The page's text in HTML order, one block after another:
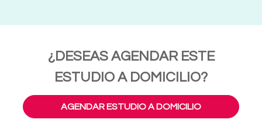
¿DESEAS AGENDAR ESTE
ESTUDIO A DOMICILIO?
AGENDAR ESTUDIO A DOMICILIO